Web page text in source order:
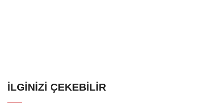
İLGINIZI ÇEKEBILIR